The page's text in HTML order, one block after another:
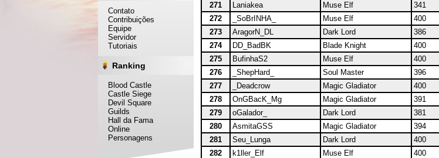
Contato
Contribuições
Equipe
Servidor
Tutoriais
Ranking
Blood Castle
Castle Siege
Devil Square
Guilds
Hall da Fama
Online
Personagens
271
Laniakea Muse Elf 341
272
_SoBrINHA_ Muse Elf 400
273
AragorN_DL Dark Lord 386
274
DD_BadBK Blade Knight 400
275
BufinhaS2 Muse Elf 400
276
_ShepHard_ Soul Master 396
277
_Deadcrow Magic Gladiator 400
278
OnGBacK_Mg Magic Gladiator 391
279
oGalador_ Dark Lord 381
280
AsmitaGSS Magic Gladiator 394
281
Seu_Lunga Dark Lord 400
282
k1ller_Elf Muse Elf 400